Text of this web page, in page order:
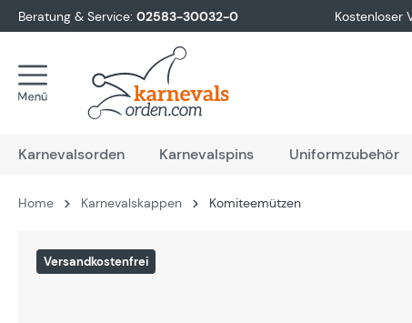
Zur Hauptnavigation springen
Beratung & Service: 02583-30032-0 Kostenloser
Karnevalsorden Karnevalspins Uniformzubehör
Home Karnevalskappen Komiteemützen
Versandkostenfrei